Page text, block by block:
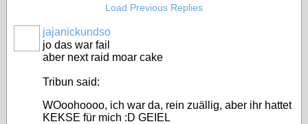
Load Previous Replies
jajanickundso
jo das war fail
aber next raid moar cake
Tribun said:
WOoohoooo, ich war da, rein zuällig, aber ihr hattet
KEKSE für mich :D GEIEL